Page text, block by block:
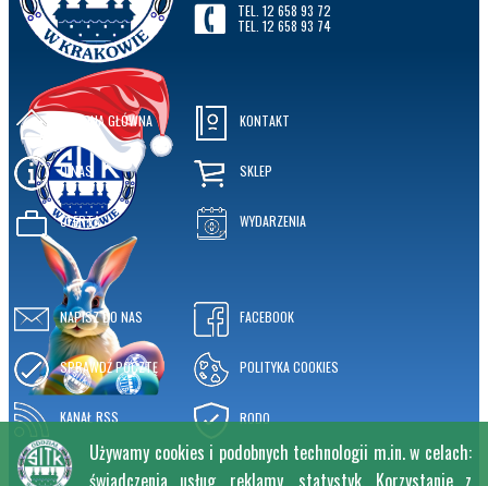
TEL. 12 658 93 72
TEL. 12 658 93 74
STRONA GŁÓWNA
O NAS
OFERTA
KONTAKT
SKLEP
WYDARZENIA
NAPISZ DO NAS
SPRAWDŹ POCZTĘ
KANAŁ RSS
FACEBOOK
POLITYKA COOKIES
RODO
Używamy cookies i podobnych technologii m.in. w celach:
świadczenia usług, reklamy, statystyk. Korzystanie z